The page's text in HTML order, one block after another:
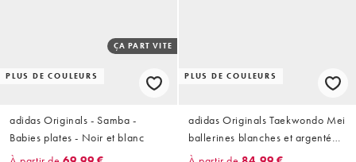
PLUS DE COULEURS
ÇA PART VITE
adidas Originals - Samba -
Babies plates - Noir et blanc
PLUS DE COULEURS
adidas Originals Taekwondo Mei
ballerines blanches et argentées
avec semelle gomme